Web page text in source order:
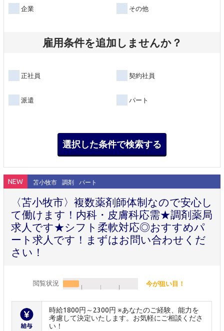
企業 その他
雇用条件を追加しませんか？
正社員 契約社員
派遣 パート
NEW 苫小牧市 調剤 パート
〈苫小牧市〉複数薬剤師体制なので安心し
て働けます！内科・皮膚科応需★調剤薬局
求人です★シフト柔軟対応◎おすすめパ
ート求人です！まずはお問い合わせくだ
さい！
閲覧状況 今が狙い目！
時給1800円～2300円 ※あなたのご経験、能力を
考慮して決定いたします。お気軽にご相談くださ
い！